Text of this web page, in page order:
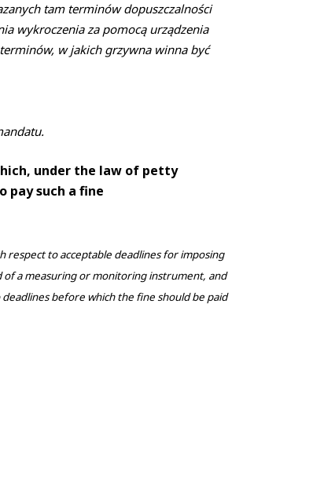
tam terminów dopuszczalności
wykroczenia za pomocą urządzenia
w jakich grzywna winna być
under the law of petty
pay such a fine
respect to acceptable deadlines for imposing
of a measuring or monitoring instrument, and
before which the fine should be paid